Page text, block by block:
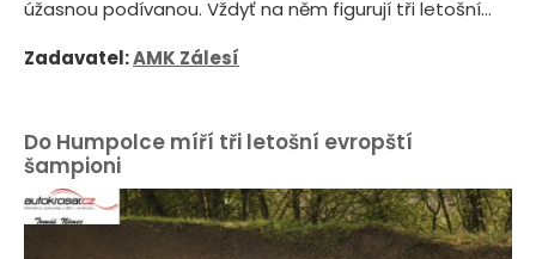
úžasnou podívanou. Vždyť na něm figurují tři letošní...
Zadavatel:AMK Zálesí
Do Humpolce míří tři letošní evropští
šampioni